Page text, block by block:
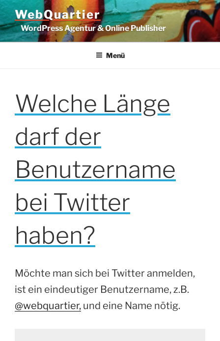
Zum
Inhalt
springen
WebQuartier
WordPress Agentur & Online Publisher
Menü
Welche Länge
darf der
Benutzername
bei Twitter
haben?
Möchte man sich bei Twitter anmelden,
ist ein eindeutiger Benutzername, z.B.
@webquartier, und eine Name nötig.